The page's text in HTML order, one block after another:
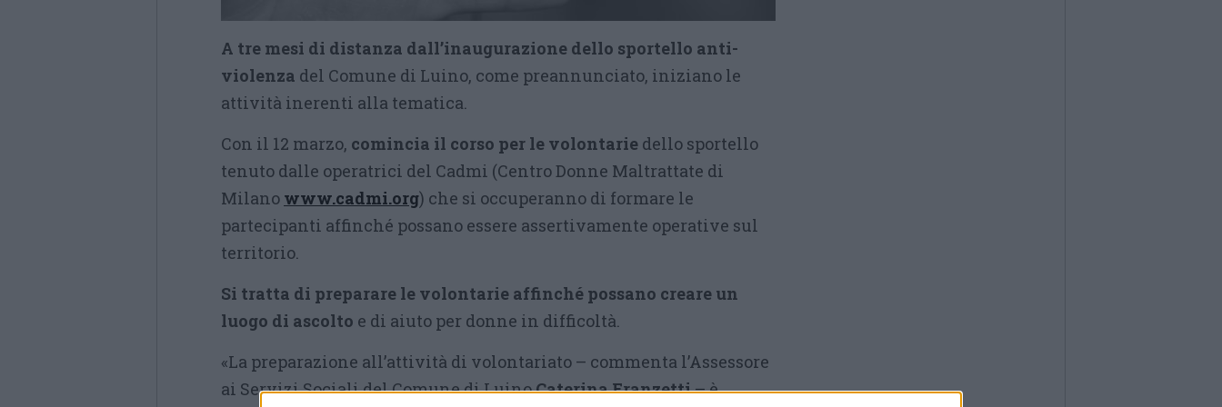
A tre mesi di distanza dall’inaugurazione dello sportello anti-
violenza del Comune di Luino, come preannunciato, iniziano le
attività inerenti alla tematica.
Con il 12 marzo, comincia il corso per le volontarie dello sportello
tenuto dalle operatrici del Cadmi (Centro Donne Maltrattate di
Milano www.cadmi.org) che si occuperanno di formare le
partecipanti affinché possano essere assertivamente operative sul
territorio.
Si tratta di preparare le volontarie affinché possano creare un
luogo di ascolto e di aiuto per donne in difficoltà.
«La preparazione all’attività di volontariato – commenta l’Assessore
ai Servizi Sociali del Comune di LuinoCaterina Franzetti– è